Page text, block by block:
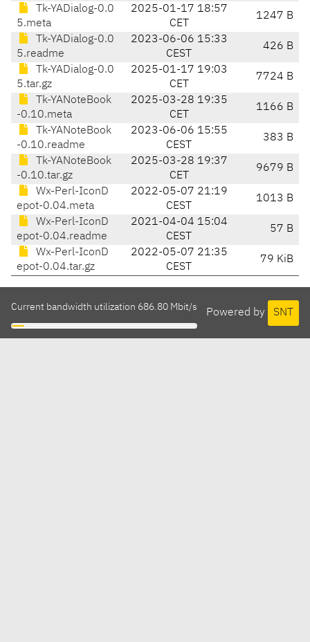
Tk-YADialog-0.0
5.meta
2025-01-17 18:57
CET
1247 B
Tk-YADialog-0.0
5.readme
2023-06-06 15:33
CEST
426 B
Tk-YADialog-0.0
5.tar.gz
2025-01-17 19:03
CET
7724 B
Tk-YANoteBook
-0.10.meta
2025-03-28 19:35
CET
1166 B
Tk-YANoteBook
-0.10.readme
2023-06-06 15:55
CEST
383 B
Tk-YANoteBook
-0.10.tar.gz
2025-03-28 19:37
CET
9679 B
Wx-Perl-IconD
epot-0.04.meta
2022-05-07 21:19
CEST
1013 B
Wx-Perl-IconD
epot-0.04.readme
2021-04-04 15:04
CEST
57 B
Wx-Perl-IconD
epot-0.04.tar.gz
2022-05-07 21:35
CEST
79 KiB
Powered by SNT
Current bandwidth utilization 686.80 Mbit/s